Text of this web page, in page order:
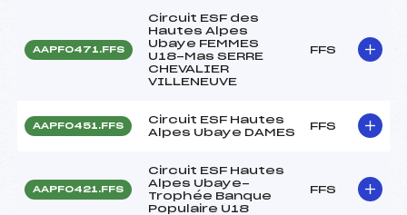
AAPF0471.FFS
Circuit ESF des
Hautes Alpes
Ubaye FEMMES
U18-Mas SERRE
CHEVALIER
VILLENEUVE
FFS
AAPF0451.FFS
Circuit ESF Hautes
Alpes Ubaye DAMES
FFS
AAPF0421.FFS
Circuit ESF Hautes
Alpes Ubaye-
Trophée Banque
Populaire U18
FFS